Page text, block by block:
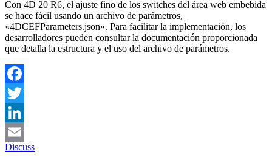
Con 4D 20 R6, el ajuste fino de los switches del área web embebida
se hace fácil usando un archivo de parámetros,
«4DCEFParameters.json». Para facilitar la implementación, los
desarrolladores pueden consultar la documentación proporcionada
que detalla la estructura y el uso del archivo de parámetros.
Facebook
Twitter
LinkedIn
Email
Discuss